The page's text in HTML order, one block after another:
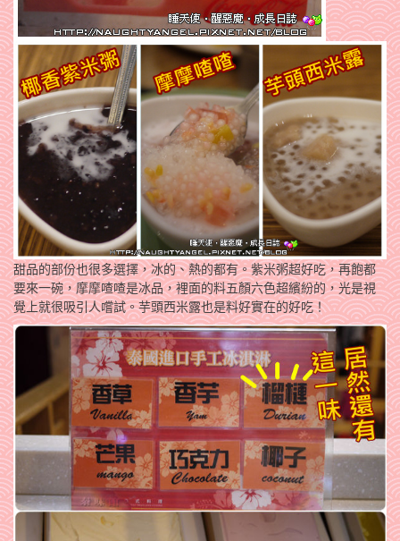
甜品的部份也很多選擇，冰的、熱的都有。紫米粥超好吃，再飽都
要來一碗，摩摩喳喳是冰品，裡面的料五顏六色超繽紛的，光是視
覺上就很吸引人嚐試。芋頭西米露也是料好實在的好吃！